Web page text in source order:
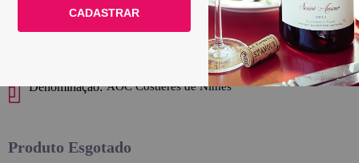
Le Club >França
Denominação: AOC Costières de Nîmes
Produto Esgotado
CADASTRAR